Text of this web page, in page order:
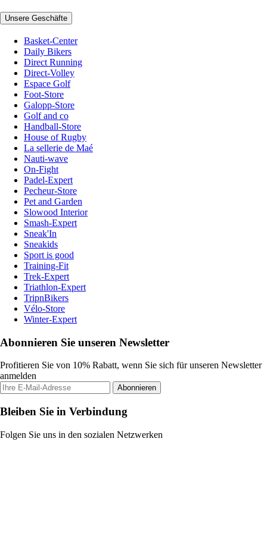
Unsere Geschäfte
Basket-Center
Daily Bikers
Direct Running
Direct-Volley
Espace Golf
Foot-Store
Galopp-Store
Golf and co
Handball-Store
House of Rugby
La sellerie de Maé
Nauti-wave
On-Fight
Padel-Expert
Pecheur-Store
Pet and Garden
Slowood Interior
Smash-Expert
Sneak'In
Sneakids
Sport is good
Training-Fit
Trek-Expert
Triathlon-Expert
TripnBikers
Vélo-Store
Winter-Expert
Abonnieren Sie unseren Newsletter
Profitieren Sie von 10% Rabatt, wenn Sie sich für unseren Newsletter
anmelden
Abonnieren
Bleiben Sie in Verbindung
Folgen Sie uns in den sozialen Netzwerken